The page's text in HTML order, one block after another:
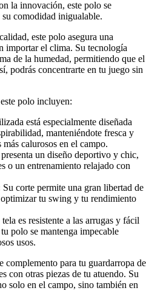
la innovación, este polo se
comodidad inigualable.
este polo asegura una
importar el clima. Su tecnología
de la humedad, permitiendo que el
podrás concentrarte en tu juego sin
polo incluyen:
está especialmente diseñada
manteniéndote fresca y
calurosos en el campo.
un diseño deportivo y chic,
o un entrenamiento relajado con
Su corte permite una gran libertad de
tu swing y tu rendimiento
es resistente a las arrugas y fácil
polo se mantenga impecable
usos.
complemento para tu guardarropa de
con otras piezas de tu atuendo. Su
solo en el campo, sino también en